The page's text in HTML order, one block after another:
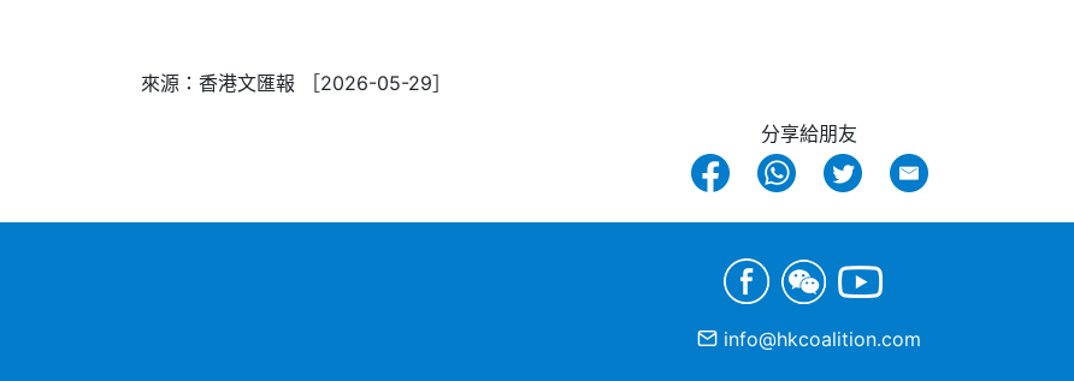
來源：香港文匯報 ［2026-05-29］
分享給朋友
info@hkcoalition.com